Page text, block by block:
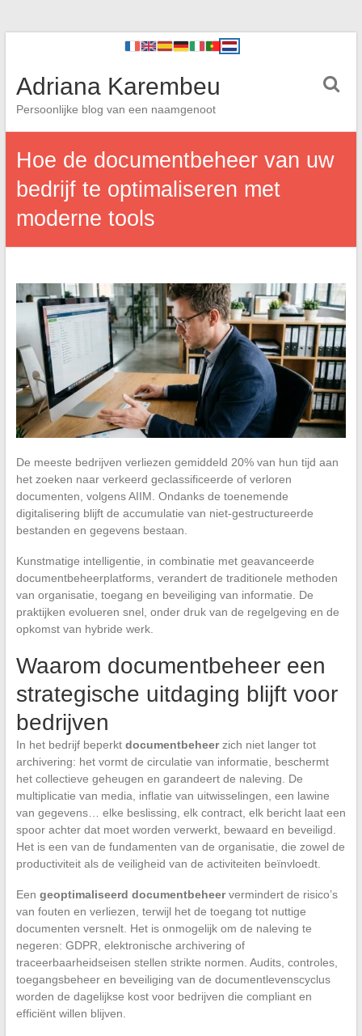
Adriana Karembeu
Persoonlijke blog van een naamgenoot
Hoe de documentbeheer van uw
bedrijf te optimaliseren met
moderne tools
De meeste bedrijven verliezen gemiddeld 20% van hun tijd aan
het zoeken naar verkeerd geclassificeerde of verloren
documenten, volgens AIIM. Ondanks de toenemende
digitalisering blijft de accumulatie van niet-gestructureerde
bestanden en gegevens bestaan.
Kunstmatige intelligentie, in combinatie met geavanceerde
documentbeheerplatforms, verandert de traditionele methoden
van organisatie, toegang en beveiliging van informatie. De
praktijken evolueren snel, onder druk van de regelgeving en de
opkomst van hybride werk.
Waarom documentbeheer een
strategische uitdaging blijft voor
bedrijven
In het bedrijf beperkt documentbeheerzich niet langer tot
archivering: het vormt de circulatie van informatie, beschermt
het collectieve geheugen en garandeert de naleving. De
multiplicatie van media, inflatie van uitwisselingen, een lawine
van gegevens… elke beslissing, elk contract, elk bericht laat een
spoor achter dat moet worden verwerkt, bewaard en beveiligd.
Het is een van de fundamenten van de organisatie, die zowel de
productiviteit als de veiligheid van de activiteiten beïnvloedt.
Een geoptimaliseerd documentbeheervermindert de risico’s
van fouten en verliezen, terwijl het de toegang tot nuttige
documenten versnelt. Het is onmogelijk om de naleving te
negeren: GDPR, elektronische archivering of
traceerbaarheidseisen stellen strikte normen. Audits, controles,
toegangsbeheer en beveiliging van de documentlevenscyclus
worden de dagelijkse kost voor bedrijven die compliant en
efficiënt willen blijven.